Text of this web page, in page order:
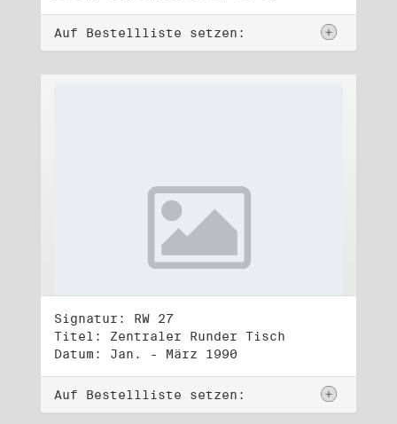
Auf Bestellliste setzen:
Signatur: RW 27
Titel: Zentraler Runder Tisch
Datum: Jan. - März 1990
Auf Bestellliste setzen: